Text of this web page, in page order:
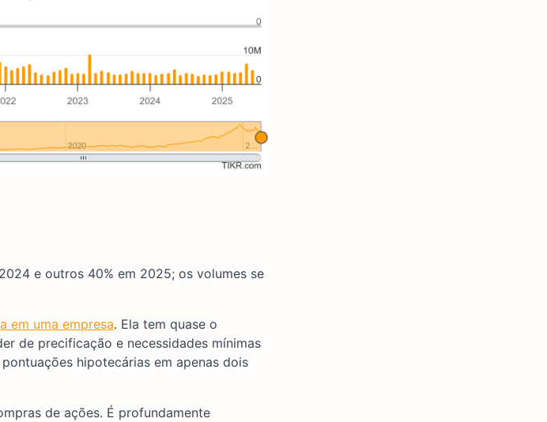
e outros 40% em 2025; os volumes se
em uma empresa. Ela tem quase o
de precificação e necessidades mínimas
hipotecárias em apenas dois
de ações. É profundamente